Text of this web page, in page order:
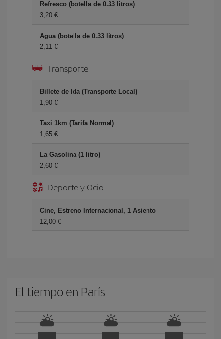
Refresco (botella de 0.33 litros)
3,20 €
Agua (botella de 0.33 litros)
2,11 €
Transporte
Billete de Ida (Transporte Local)
1,90 €
Taxi 1km (Tarifa Normal)
1,65 €
La Gasolina (1 litro)
2,60 €
Deporte y Ocio
Cine, Estreno Internacional, 1 Asiento
12,00 €
El tiempo en París